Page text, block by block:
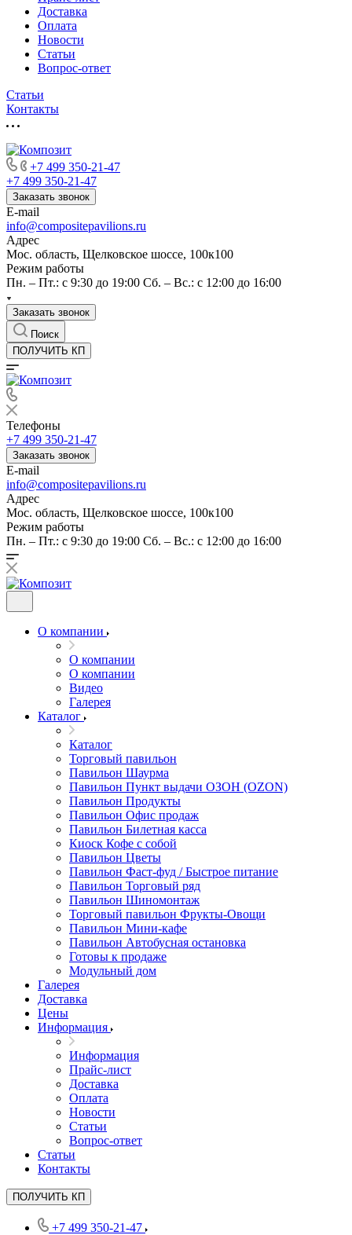
Доставка
Оплата
Новости
Статьи
Вопрос-ответ
Статьи
Контакты
+7 499 350-21-47
+7 499 350-21-47
Заказать звонок
E-mail
info@compositepavilions.ru
Адрес
Мос. область, Щелковское шоссе, 100к100
Режим работы
Пн. – Пт.: с 9:30 до 19:00 Сб. – Вс.: с 12:00 до 16:00
Заказать звонок
Поиск
ПОЛУЧИТЬ КП
Телефоны
+7 499 350-21-47
Заказать звонок
E-mail
info@compositepavilions.ru
Адрес
Мос. область, Щелковское шоссе, 100к100
Режим работы
Пн. – Пт.: с 9:30 до 19:00 Сб. – Вс.: с 12:00 до 16:00
О компании
О компании
О компании
Видео
Галерея
Каталог
Каталог
Торговый павильон
Павильон Шаурма
Павильон Пункт выдачи ОЗОН (OZON)
Павильон Продукты
Павильон Офис продаж
Павильон Билетная касса
Киоск Кофе с собой
Павильон Цветы
Павильон Фаст-фуд / Быстрое питание
Павильон Торговый ряд
Павильон Шиномонтаж
Торговый павильон Фрукты-Овощи
Павильон Мини-кафе
Павильон Автобусная остановка
Готовы к продаже
Модульный дом
Галерея
Доставка
Цены
Информация
Информация
Прайс-лист
Доставка
Оплата
Новости
Статьи
Вопрос-ответ
Статьи
Контакты
ПОЛУЧИТЬ КП
+7 499 350-21-47